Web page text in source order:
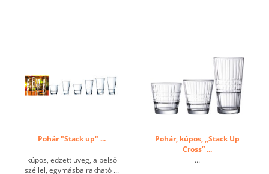
Pohár "Stack up" ...
kúpos, edzett üveg, a belső
széllel, egymásba rakható ...
Pohár, kúpos, „Stack Up
Cross” ...
...